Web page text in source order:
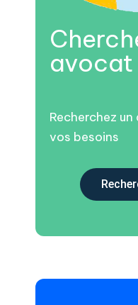
avocat
Recherchez
vos besoins